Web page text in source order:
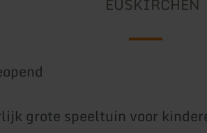
grote speeltuin voor